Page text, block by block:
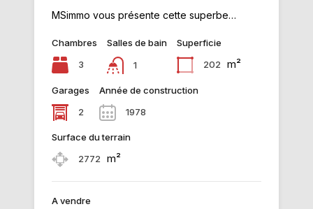
MSimmo vous présente cette superbe…
Chambres
3
Salles de bain
1
Superficie
202
m²
Garages
2
Année de construction
1978
Surface du terrain
2772
m²
A vendre